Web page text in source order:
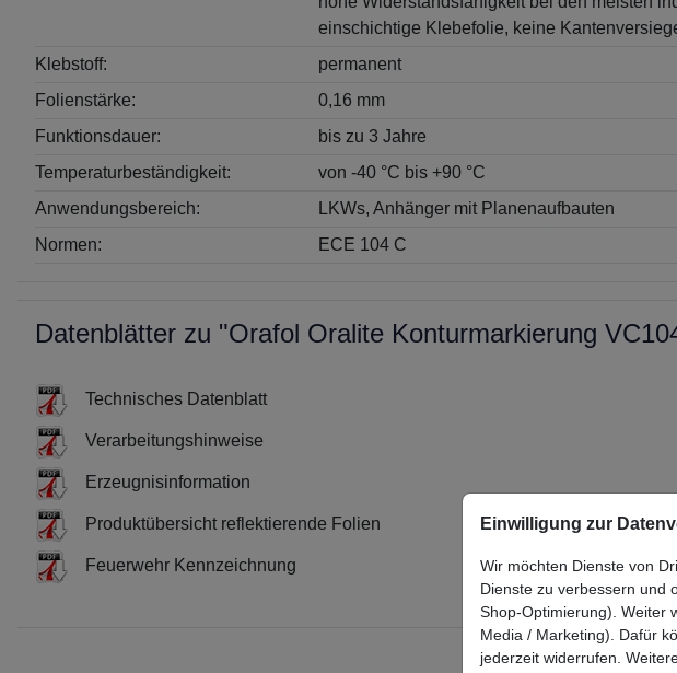
einschichtige Klebefolie, keine
Klebstoff:
permanent
Folienstärke:
0,16 mm
Funktionsdauer:
bis zu 3 Jahre
Temperaturbeständigkeit:
von -40 °C bis +90 °C
Anwendungsbereich:
LKWs, Anhänger mit Planenaufbauten
Normen:
ECE 104 C
Datenblätter zu "Orafol Oralite Konturmarkierung
Technisches Datenblatt
Verarbeitungshinweise
Erzeugnisinformation
Produktübersicht reflektierende Folien
Feuerwehr Kennzeichnung
Einwilligung zur
Wir möchten Dienste von
Dienste zu verbessern und
Shop-Optimierung). Weiter
Media / Marketing). Dafür
jederzeit widerrufen.